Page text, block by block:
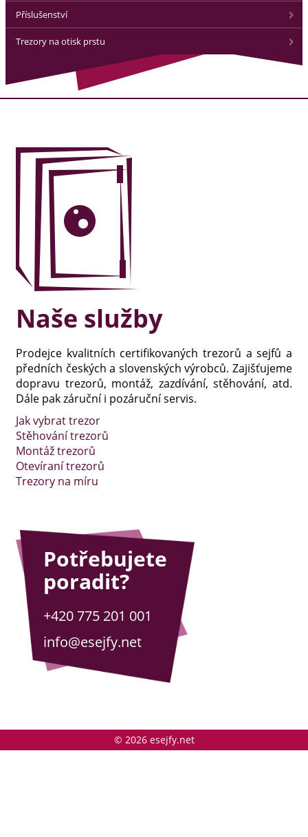
Příslušenství
Trezory na otisk prstu
Naše služby
Prodejce kvalitních certifikovaných trezorů a sejfů a
předních českých a slovenských výrobců. Zajišťujeme
dopravu trezorů, montáž, zazdívání, stěhování, atd.
Dále pak záruční i pozáruční servis.
Jak vybrat trezor
Stěhování trezorů
Montáž trezorů
Otevíraní trezorů
Trezory na míru
Potřebujete
poradit?
+420 775 201 001
info@esejfy.net
© 2026 esejfy.net